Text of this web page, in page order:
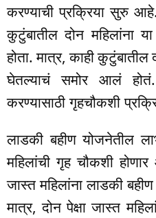
करण्याची प्रक्रिया सुरु
कुटुंबातील दोन महिलांना
होता. मात्र, काही कुटुंबातील
घेतल्याचं समोर आलं
करण्यासाठी गृहचौकशी
लाडकी बहीण योजनेतील
महिलांची गृह चौकशी
जास्त महिलांना लाडकी
मात्र, दोन पेक्षा जास्त